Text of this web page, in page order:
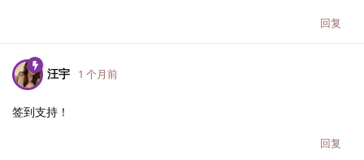
回复
汪宇 1 个月前
签到支持！
回复